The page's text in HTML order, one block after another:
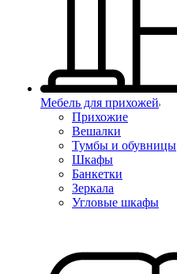
Мебель для прихожей
Прихожие
Вешалки
Тумбы и обувницы
Шкафы
Банкетки
Зеркала
Угловые шкафы